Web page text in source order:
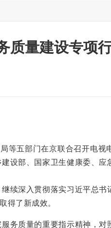
质量建设专项
五部门在京联合召开电视
设部、国家卫生健康委、应
深入贯彻落实习近平总书
得了新成效。
质量的重要指示精神，对